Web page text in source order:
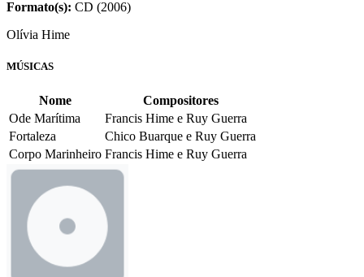
Formato(s): CD (2006)
Olívia Hime
MÚSICAS
Nome
Compositores
Ode Marítima
Francis Hime e Ruy Guerra
Fortaleza
Chico Buarque e Ruy Guerra
Corpo Marinheiro Francis Hime e Ruy Guerra